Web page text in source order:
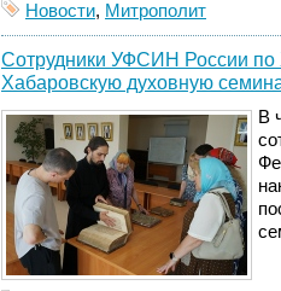
Новости, Митрополит
Сотрудники УФСИН России по
Хабаровскую духовную
В